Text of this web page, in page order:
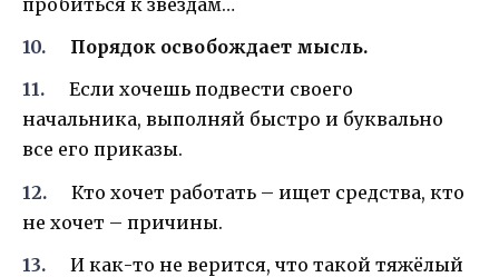
пробиться к звёздам…
Порядок освобождает мысль.
Если хочешь подвести своего
начальника, выполняй быстро и буквально
все его приказы.
Кто хочет работать – ищет средства, кто
не хочет – причины.
И как-то не верится, что такой тяжёлый